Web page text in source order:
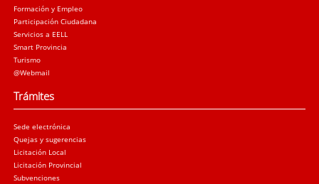
Formación y Empleo
Participación Ciudadana
Servicios a EELL
Smart Provincia
Turismo
@Webmail
Trámites
Sede electrónica
Quejas y sugerencias
Licitación Local
Licitación Provincial
Subvenciones